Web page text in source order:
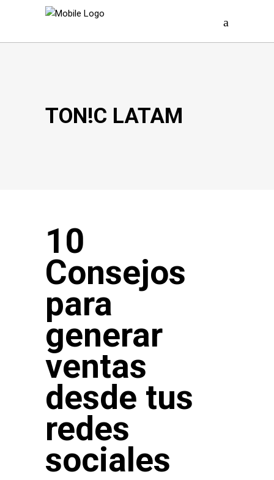
TON!C LATAM
10
Consejos
para
generar
ventas
desde tus
redes
sociales